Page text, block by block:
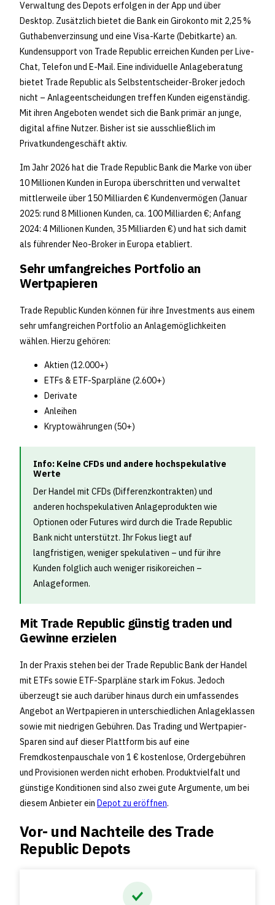
Verwaltung des Depots erfolgen in der App und über
Desktop. Zusätzlich bietet die Bank ein Girokonto mit 2,25 %
Guthabenverzinsung und eine Visa-Karte (Debitkarte) an.
Kundensupport von Trade Republic erreichen Kunden per Live-
Chat, Telefon und E-Mail. Eine individuelle Anlageberatung
bietet Trade Republic als Selbstentscheider-Broker jedoch
nicht – Anlageentscheidungen treffen Kunden eigenständig.
Mit ihren Angeboten wendet sich die Bank primär an junge,
digital affine Nutzer. Bisher ist sie ausschließlich im
Privatkundengeschäft aktiv.
Im Jahr 2026 hat die Trade Republic Bank die Marke von über
10 Millionen Kunden in Europa überschritten und verwaltet
mittlerweile über 150 Milliarden € Kundenvermögen (Januar
2025: rund 8 Millionen Kunden, ca. 100 Milliarden €; Anfang
2024: 4 Millionen Kunden, 35 Milliarden €) und hat sich damit
als führender Neo-Broker in Europa etabliert.
Sehr umfangreiches Portfolio an
Wertpapieren
Trade Republic Kunden können für ihre Investments aus einem
sehr umfangreichen Portfolio an Anlagemöglichkeiten
wählen. Hierzu gehören:
Aktien (12.000+)
ETFs & ETF-Sparpläne (2.600+)
Derivate
Anleihen
Kryptowährungen (50+)
Info: Keine CFDs und andere hochspekulative
Werte
Der Handel mit CFDs (Differenzkontrakten) und
anderen hochspekulativen Anlageprodukten wie
Optionen oder Futures wird durch die Trade Republic
Bank nicht unterstützt. Ihr Fokus liegt auf
langfristigen, weniger spekulativen – und für ihre
Kunden folglich auch weniger risikoreichen –
Anlageformen.
Mit Trade Republic günstig traden und
Gewinne erzielen
In der Praxis stehen bei der Trade Republic Bank der Handel
mit ETFs sowie ETF-Sparpläne stark im Fokus. Jedoch
überzeugt sie auch darüber hinaus durch ein umfassendes
Angebot an Wertpapieren in unterschiedlichen Anlageklassen
sowie mit niedrigen Gebühren. Das Trading und Wertpapier-
Sparen sind auf dieser Plattform bis auf eine
Fremdkostenpauschale von 1 € kostenlose, Ordergebühren
und Provisionen werden nicht erhoben. Produktvielfalt und
günstige Konditionen sind also zwei gute Argumente, um bei
diesem Anbieter ein Depot zu eröffnen.
Vor- und Nachteile des Trade
Republic Depots